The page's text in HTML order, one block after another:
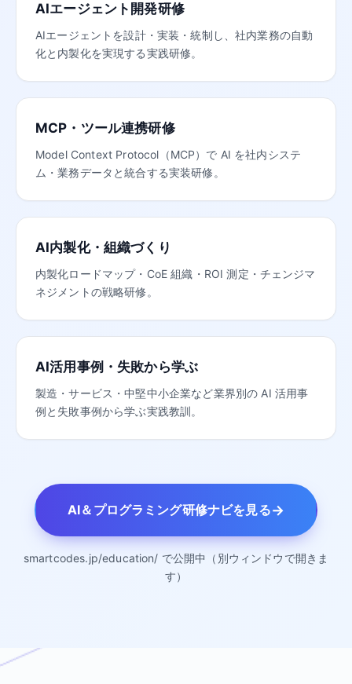
AIエージェント開発研修
AIエージェントを設計・実装・統制し、社内業務の自動
化と内製化を実現する実践研修。
MCP・ツール連携研修
Model Context Protocol（MCP）で AI を社内システ
ム・業務データと統合する実装研修。
AI内製化・組織づくり
内製化ロードマップ・CoE 組織・ROI 測定・チェンジマ
ネジメントの戦略研修。
AI活用事例・失敗から学ぶ
製造・サービス・中堅中小企業など業界別の AI 活用事
例と失敗事例から学ぶ実践教訓。
AI＆プログラミング研修ナビを見る→
smartcodes.jp/education/ で公開中（別ウィンドウで開きま
す）